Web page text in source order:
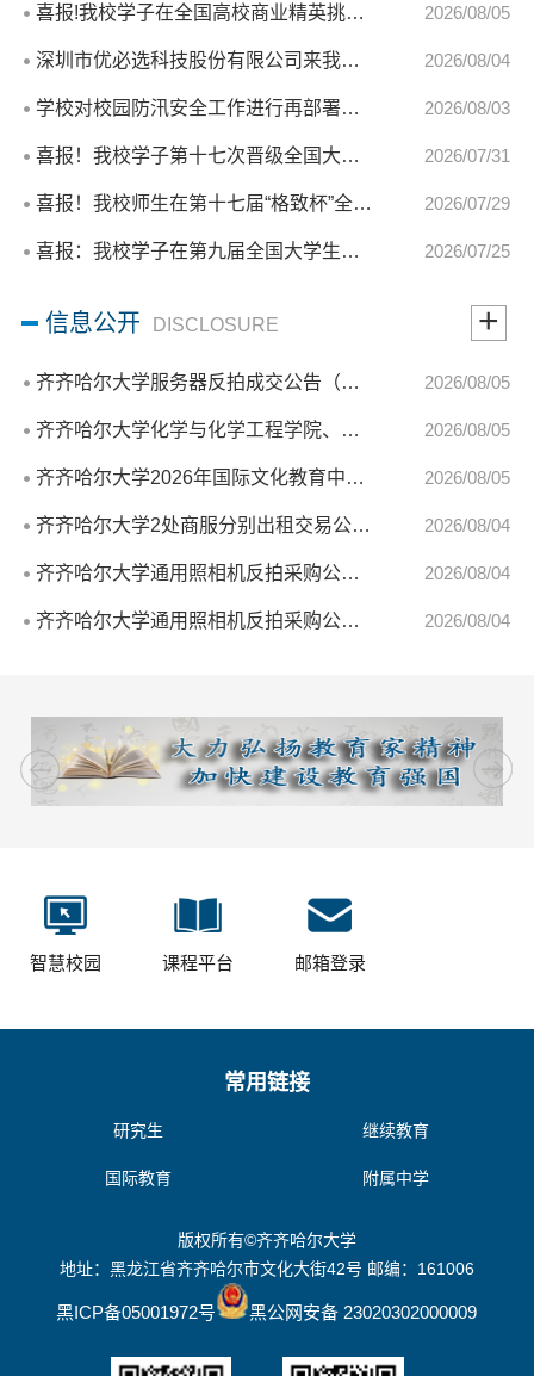
2026/08/05
喜报!我校学子在全国高校商业精英挑战赛会计与商业管...
2026/08/04
深圳市优必选科技股份有限公司来我校调研交流
2026/08/03
学校对校园防汛安全工作进行再部署再推动
2026/07/31
喜报！我校学子第十七次晋级全国大学生化工设计竞赛...
2026/07/29
喜报！我校师生在第十七届“格致杯”全国物理师范生...
2026/07/25
喜报：我校学子在第九届全国大学生化工实验竞赛东北...
信息公开 DISCLOSURE +
2026/08/05
齐齐哈尔大学服务器反拍成交公告（转自黑龙江省政府...
2026/08/05
齐齐哈尔大学化学与化学工程学院、材料科学与工程学...
2026/08/05
齐齐哈尔大学2026年国际文化教育中心-公寓维修工程中...
2026/08/04
齐齐哈尔大学2处商服分别出租交易公告（转自黑龙江联...
2026/08/04
齐齐哈尔大学通用照相机反拍采购公告（二）（转自黑...
2026/08/04
齐齐哈尔大学通用照相机反拍采购公告（一）（转自黑...
智慧校园 课程平台 邮箱登录
常用链接
研究生 继续教育
国际教育 附属中学
版权所有©齐齐哈尔大学
地址：黑龙江省齐齐哈尔市文化大街42号 邮编：161006
黑ICP备05001972号 黑公网安备 23020302000009